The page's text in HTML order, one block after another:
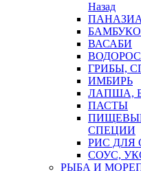
Назад
ВАСАБИ
ГРИБЫ,
ИМБИРЬ
ЛАПША,
ПАСТЫ
СПЕЦИИ
РИС ДЛЯ
СОУС,
РЫБА И